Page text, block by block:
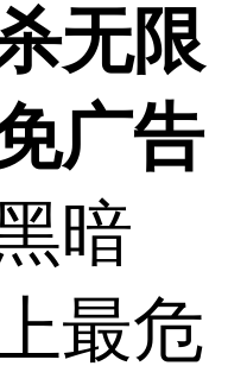
无限
广告
暗
最危